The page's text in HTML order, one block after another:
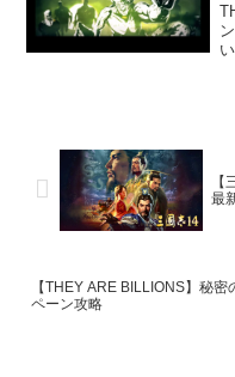
最
【THEY ARE BILLIONS】秘密
ペーン攻略